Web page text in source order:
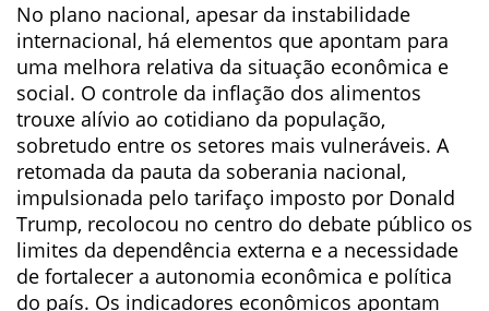
No plano nacional, apesar da instabilidade
internacional, há elementos que apontam para
uma melhora relativa da situação econômica e
social. O controle da inflação dos alimentos
trouxe alívio ao cotidiano da população,
sobretudo entre os setores mais vulneráveis. A
retomada da pauta da soberania nacional,
impulsionada pelo tarifaço imposto por Donald
Trump, recolocou no centro do debate público os
limites da dependência externa e a necessidade
de fortalecer a autonomia econômica e política
do país. Os indicadores econômicos apontam